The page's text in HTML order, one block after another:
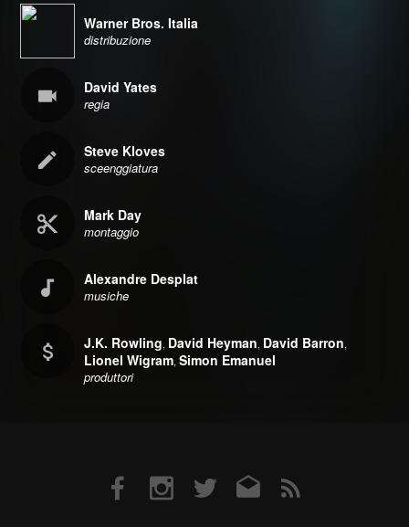
Warner Bros. Italia
distribuzione
David Yates
regia
Steve Kloves
sceenggiatura
Mark Day
montaggio
Alexandre Desplat
musiche
J.K. Rowling, David Heyman, David Barron,
Lionel Wigram,Simon Emanuel
produttori